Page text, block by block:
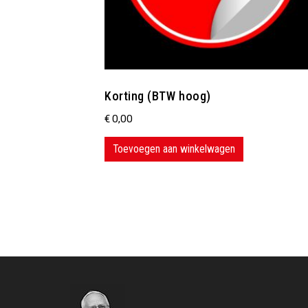
Korting (BTW hoog)
€0,00
Toevoegen aan winkelwagen